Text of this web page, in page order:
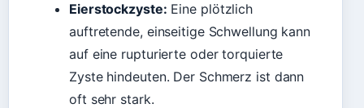
Eierstockzyste: Eine plötzlich
auftretende, einseitige Schwellung kann
auf eine rupturierte oder torquierte
Zyste hindeuten. Der Schmerz ist dann
oft sehr stark.